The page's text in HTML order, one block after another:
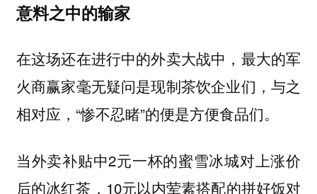
意料之中的输家
在这场还在进行中的外卖大战中，最大的军
火商赢家毫无疑问是现制茶饮企业们，与之
相对应，“惨不忍睹”的便是方便食品们。
当外卖补贴中2元一杯的蜜雪冰城对上涨价
后的冰红茶，10元以内荤素搭配的拼好饭对